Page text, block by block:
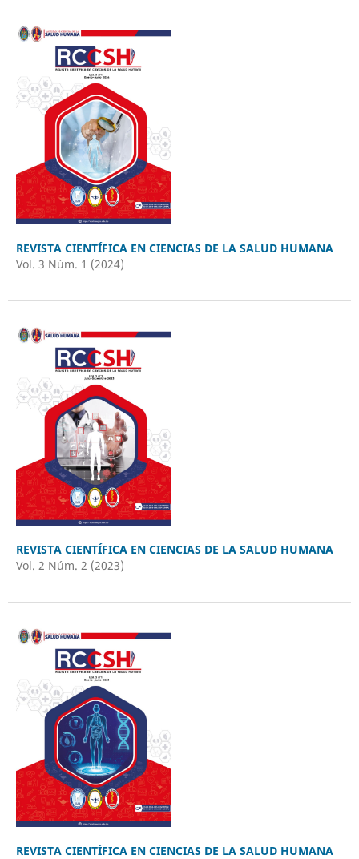
REVISTA CIENTÍFICA EN CIENCIAS DE LA SALUD HUMANA
Vol. 3 Núm. 1 (2024)
REVISTA CIENTÍFICA EN CIENCIAS DE LA SALUD HUMANA
Vol. 2 Núm. 2 (2023)
REVISTA CIENTÍFICA EN CIENCIAS DE LA SALUD HUMANA